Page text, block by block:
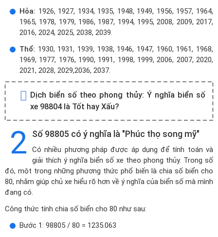
Hỏa: 1926, 1927, 1934, 1935, 1948, 1949, 1956, 1957, 1964,
1965, 1978, 1979, 1986, 1987, 1994, 1995, 2008, 2009, 2017,
2016, 2024, 2025, 2038, 2039.
Thổ: 1930, 1931, 1939, 1938, 1946, 1947, 1960, 1961, 1968,
1969, 1977, 1976, 1990, 1991, 1998, 1999, 2006, 2007, 2020,
2021, 2028, 2029,2036, 2037.
Dịch biển số theo phong thủy: Ý nghĩa biển số
xe 98804 là Tốt hay Xấu?
2 Số 98805 có ý nghĩa là "Phúc thọ song mỹ"
Có nhiều phương pháp được áp dụng để tính toán và
giải thích ý nghĩa biển số xe theo phong thủy. Trong số
đó, một trong những phương thức phổ biến là chia số biển cho
80, nhằm giúp chủ xe hiểu rõ hơn về ý nghĩa của biển số mà mình
đang có.
Công thức tính chia số biển cho 80 như sau:
Bước 1: 98805 / 80 = 1235.063